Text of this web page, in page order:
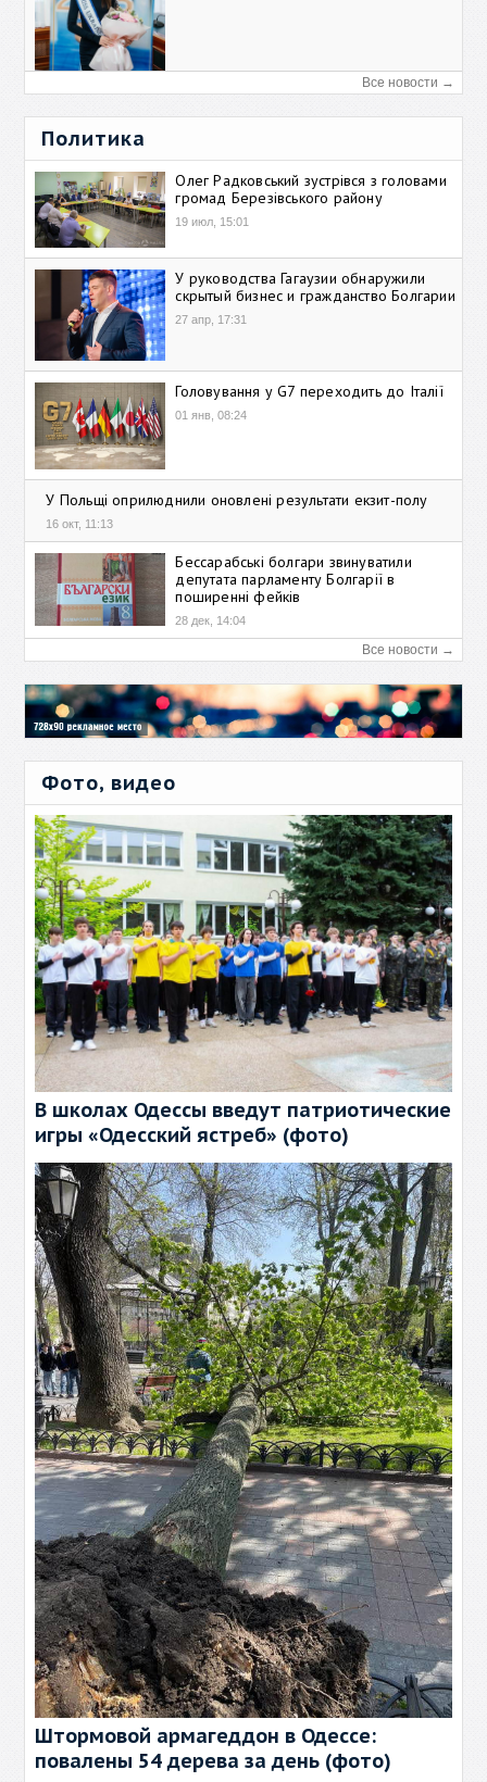
Все новости →
Политика
Олег Радковський зустрівся з головами
громад Березівського району
19 июл, 15:01
У руководства Гагаузии обнаружили
скрытый бизнес и гражданство Болгарии
27 апр, 17:31
Головування у G7 переходить до Італії
01 янв, 08:24
У Польщі оприлюднили оновлені результати екзит-полу
16 окт, 11:13
Бессарабські болгари звинуватили
депутата парламенту Болгарії в
поширенні фейків
28 дек, 14:04
Все новости →
Фото, видео
В школах Одессы введут патриотические
игры «Одесский ястреб» (фото)
Штормовой армагеддон в Одессе:
повалены 54 дерева за день (фото)